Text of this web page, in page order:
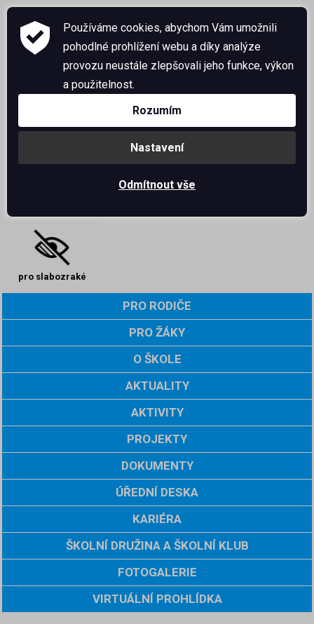
instagram bakaláři office 365
pro slabozraké
PRO RODIČE
PRO ŽÁKY
O ŠKOLE
AKTUALITY
AKTIVITY
PROJEKTY
DOKUMENTY
ÚŘEDNÍ DESKA
KARIÉRA
ŠKOLNÍ DRUŽINA A ŠKOLNÍ KLUB
FOTOGALERIE
VIRTUÁLNÍ PROHLÍDKA
Používáme cookies, abychom Vám umožnili
pohodlné prohlížení webu a díky analýze
provozu neustále zlepšovali jeho funkce, výkon
a použitelnost.
Rozumím
Nastavení
Odmítnout vše